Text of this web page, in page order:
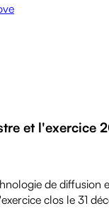
et l'exercice
de diffusion
clos le 31